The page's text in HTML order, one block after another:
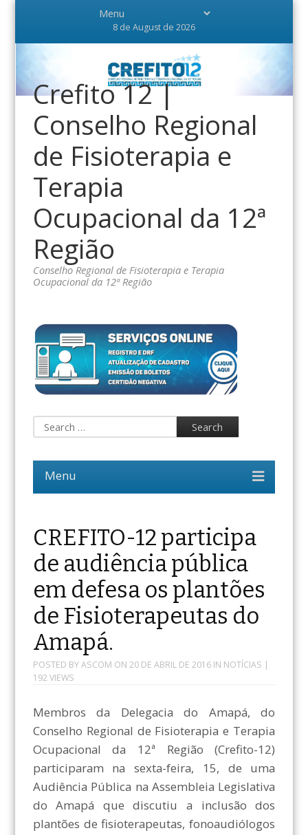
8 de August de 2026
Crefito 12 |
Conselho Regional
de Fisioterapia e
Terapia
Ocupacional da 12ª
Região
Conselho Regional de Fisioterapia e Terapia
Ocupacional da 12ª Região
CREFITO-12 participa
de audiência pública
em defesa os plantões
de Fisioterapeutas do
Amapá.
POSTED BYASCOM ON 20 DE ABRIL DE 2016IN NOTÍCIAS |
192 VIEWS
Membros da Delegacia do Amapá, do
Conselho Regional de Fisioterapia e Terapia
Ocupacional da 12ª Região (Crefito-12)
participaram na sexta-feira, 15, de uma
Audiência Pública na Assembleia Legislativa
do Amapá que discutiu a inclusão dos
plantões de fisioterapeutas, fonoaudiólogos